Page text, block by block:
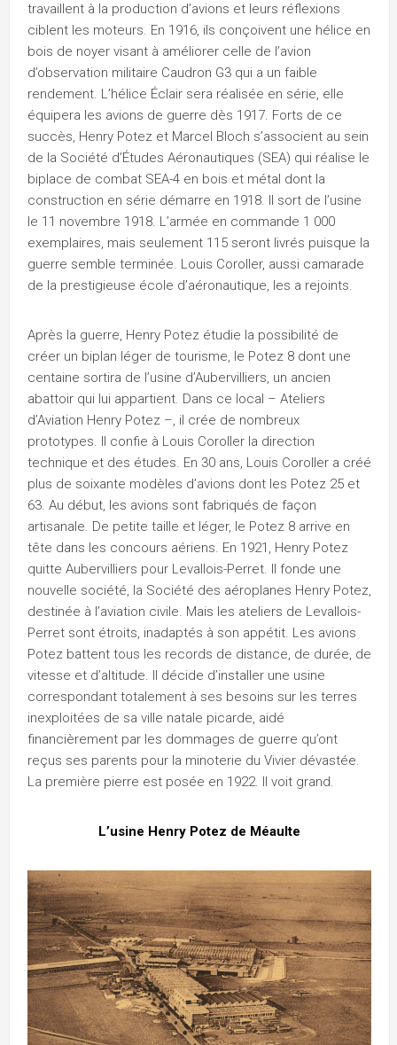
travaillent à la production d’avions et leurs réflexions
ciblent les moteurs. En 1916, ils conçoivent une hélice en
bois de noyer visant à améliorer celle de l’avion
d’observation militaire Caudron G3 qui a un faible
rendement. L’hélice Éclair sera réalisée en série, elle
équipera les avions de guerre dès 1917. Forts de ce
succès, Henry Potez et Marcel Bloch s’associent au sein
de la Société d’Études Aéronautiques (SEA) qui réalise le
biplace de combat SEA-4 en bois et métal dont la
construction en série démarre en 1918. Il sort de l’usine
le 11 novembre 1918. L’armée en commande 1 000
exemplaires, mais seulement 115 seront livrés puisque la
guerre semble terminée. Louis Coroller, aussi camarade
de la prestigieuse école d’aéronautique, les a rejoints.
Après la guerre, Henry Potez étudie la possibilité de
créer un biplan léger de tourisme, le Potez 8 dont une
centaine sortira de l’usine d’Aubervilliers, un ancien
abattoir qui lui appartient. Dans ce local – Ateliers
d’Aviation Henry Potez –, il crée de nombreux
prototypes. Il confie à Louis Coroller la direction
technique et des études. En 30 ans, Louis Coroller a créé
plus de soixante modèles d’avions dont les Potez 25 et
63. Au début, les avions sont fabriqués de façon
artisanale. De petite taille et léger, le Potez 8 arrive en
tête dans les concours aériens. En 1921, Henry Potez
quitte Aubervilliers pour Levallois-Perret. Il fonde une
nouvelle société, la Société des aéroplanes Henry Potez,
destinée à l’aviation civile. Mais les ateliers de Levallois-
Perret sont étroits, inadaptés à son appétit. Les avions
Potez battent tous les records de distance, de durée, de
vitesse et d’altitude. Il décide d’installer une usine
correspondant totalement à ses besoins sur les terres
inexploitées de sa ville natale picarde, aidé
financièrement par les dommages de guerre qu’ont
reçus ses parents pour la minoterie du Vivier dévastée.
La première pierre est posée en 1922. Il voit grand.
L’usine Henry Potez de Méaulte